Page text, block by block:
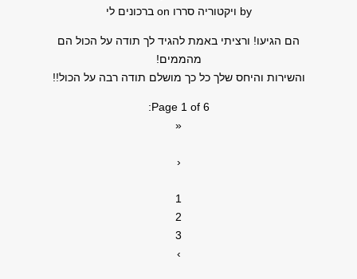
by ויקטוריה סררו ברכונים לי
הם הגיעו! ורציתי באמת להגיד לך תודה על הכול הם
מהממים!
והשירות והיחס שלך כל כך מושלם תודה רבה על הכול!!
Page 1 of 6:
«
‹
1
2
3
›